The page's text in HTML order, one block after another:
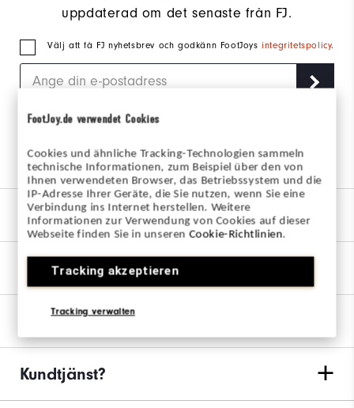
FootJoy.de verwendet Cookies
Cookies und ähnliche Tracking-Technologien sammeln
technische Informationen, zum Beispiel über den von
Ihnen verwendeten Browser, das Betriebssystem und die
IP-Adresse Ihrer Geräte, die Sie nutzen, wenn Sie eine
Verbindung ins Internet herstellen. Weitere
Informationen zur Verwendung von Cookies auf dieser
Webseite finden Sie in unserenCookie-Richtlinien.
Tracking akzeptieren
Tracking verwalten
uppdaterad om det senaste från FJ.
Välj att få FJ nyhetsbrev och godkänn FootJoysintegritetspolicy.
Följ oss via länkarna
Vårt Varumärke
Hitta min utrustning
Ordrar & Returer
Kundtjänst?